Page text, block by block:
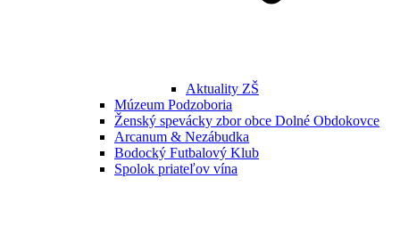
Aktuality ZŠ
Múzeum Podzoboria
Ženský spevácky zbor obce Dolné Obdokovce
Arcanum & Nezábudka
Bodocký Futbalový Klub
Spolok priateľov vína